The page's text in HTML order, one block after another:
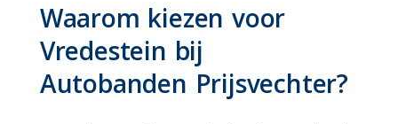
Waarom kiezen voor
Vredestein bij
Autobanden Prijsvechter?